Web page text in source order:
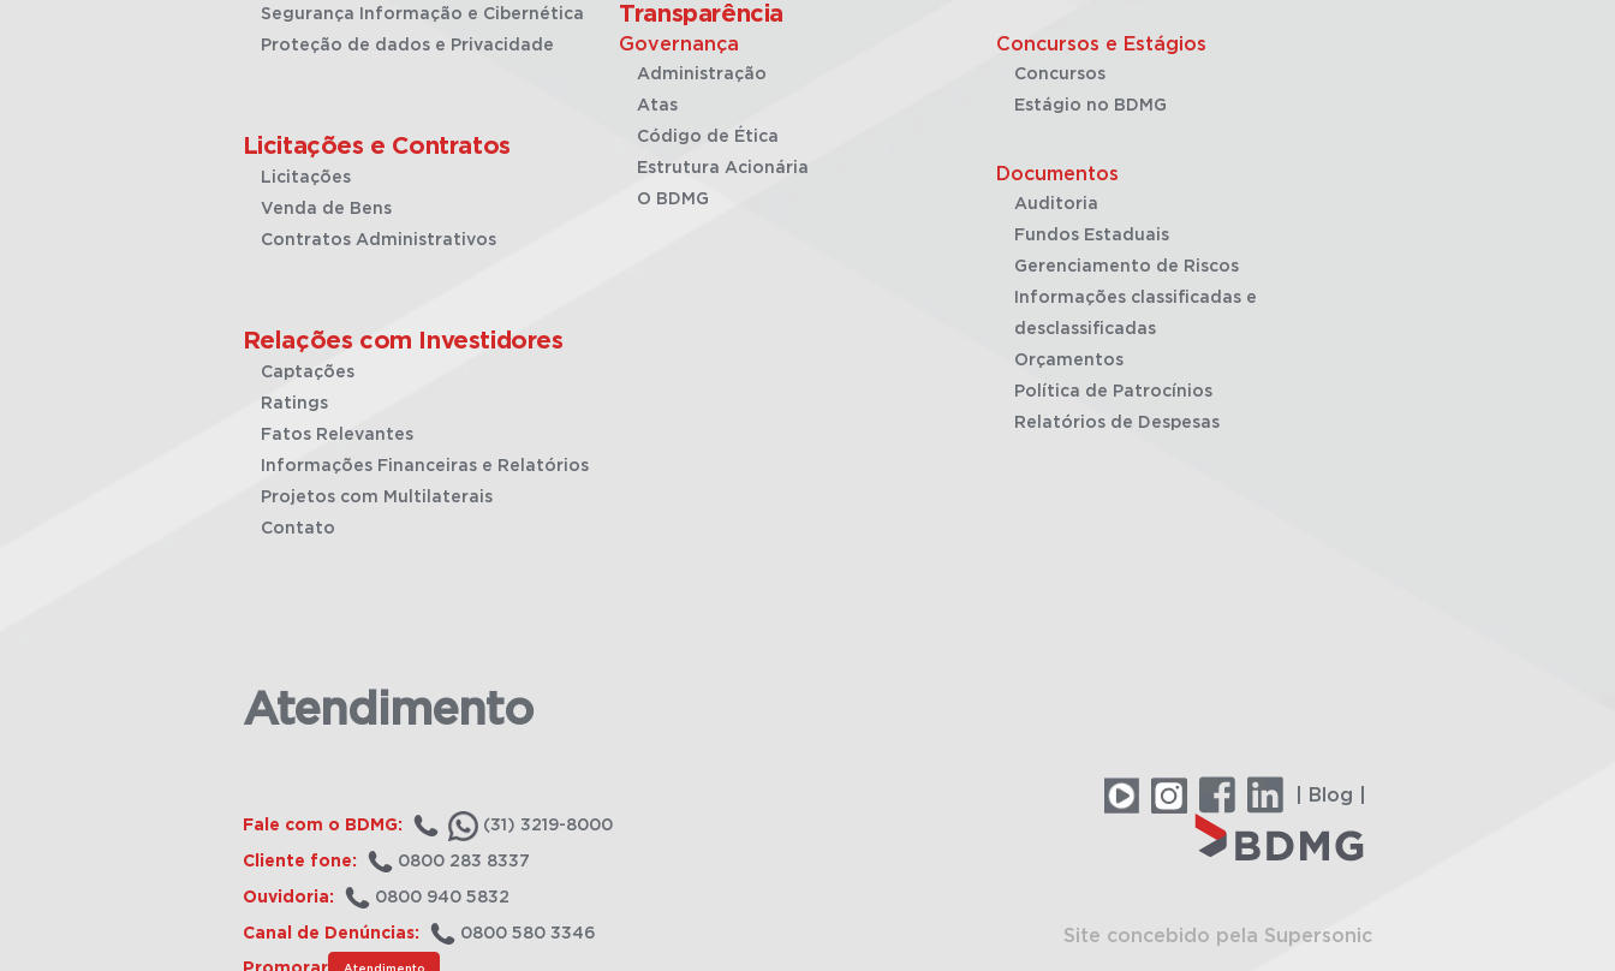
Segurança Informação e Cibernética
Proteção de dados e Privacidade
Licitações e Contratos
Licitações
Venda de Bens
Contratos Administrativos
Relações com Investidores
Captações
Ratings
Fatos Relevantes
Informações Financeiras e Relatórios
Projetos com Multilaterais
Contato
Transparência
Governança
Administração
Atas
Código de Ética
Estrutura Acionária
O BDMG
Concursos e Estágios
Concursos
Estágio no BDMG
Documentos
Auditoria
Fundos Estaduais
Gerenciamento de Riscos
Informações classificadas e
desclassificadas
Orçamentos
Política de Patrocínios
Relatórios de Despesas
Atendimento
Fale com o BDMG: (31) 3219-8000
Cliente fone: 0800 283 8337
Ouvidoria: 0800 940 5832
Canal de Denúncias: 0800 580 3346
Atendimento
| Blog |
Site concebido pela Supersonic